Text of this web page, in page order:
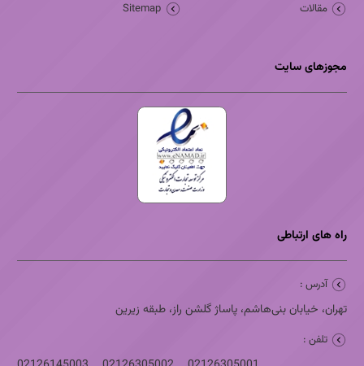
مقالات Sitemap
مجوزهای سایت
راه های ارتباطی
آدرس :
تهران، خیابان بنی‌هاشم، پاساژ گلشن راز، طبقه زیرین
تلفن :